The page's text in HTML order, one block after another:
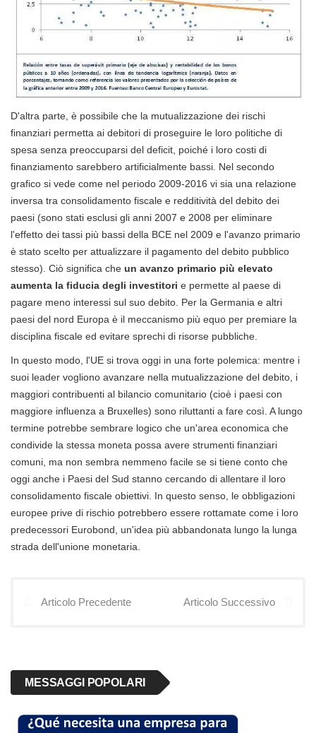
D'altra parte, è possibile che la mutualizzazione dei rischi
finanziari permetta ai debitori di proseguire le loro politiche di
spesa senza preoccuparsi del deficit, poiché i loro costi di
finanziamento sarebbero artificialmente bassi. Nel secondo
grafico si vede come nel periodo 2009-2016 vi sia una relazione
inversa tra consolidamento fiscale e redditività del debito dei
paesi (sono stati esclusi gli anni 2007 e 2008 per eliminare
l'effetto dei tassi più bassi della BCE nel 2009 e l'avanzo primario
è stato scelto per attualizzare il pagamento del debito pubblico
stesso). Ciò significa che un avanzo primario più elevato
aumenta la fiducia degli investitori e permette al paese di
pagare meno interessi sul suo debito. Per la Germania e altri
paesi del nord Europa è il meccanismo più equo per premiare la
disciplina fiscale ed evitare sprechi di risorse pubbliche.
In questo modo, l'UE si trova oggi in una forte polemica: mentre i
suoi leader vogliono avanzare nella mutualizzazione del debito, i
maggiori contribuenti al bilancio comunitario (cioè i paesi con
maggiore influenza a Bruxelles) sono riluttanti a fare così. A lungo
termine potrebbe sembrare logico che un'area economica che
condivide la stessa moneta possa avere strumenti finanziari
comuni, ma non sembra nemmeno facile se si tiene conto che
oggi anche i Paesi del Sud stanno cercando di allentare il loro
consolidamento fiscale obiettivi. In questo senso, le obbligazioni
europee prive di rischio potrebbero essere rottamate come i loro
predecessori Eurobond, un'idea più abbandonata lungo la lunga
strada dell'unione monetaria.
Articolo Precedente Articolo Successivo
MESSAGGI POPOLARI